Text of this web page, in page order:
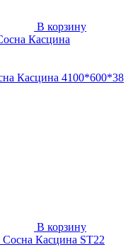
В корзину
Касцина 4100*600*38
В корзину